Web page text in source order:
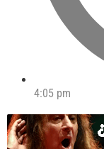
4:05 pm